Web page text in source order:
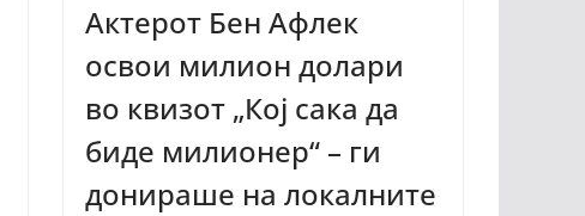
Актерот Бен Афлек
освои милион долари
во квизот „Кој сака да
биде милионер“ – ги
донираше на локалните